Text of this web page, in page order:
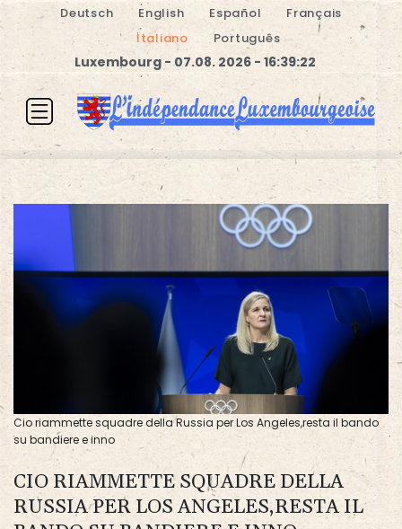
Deutsch English Español
Français
Italiano
Português
Luxembourg - 07.08. 2026 - 16:39:22
Cio riammette squadre della Russia per Los Angeles,resta il bando
su bandiere e inno
CIO RIAMMETTE SQUADRE DELLA
RUSSIA PER LOS ANGELES,RESTA IL